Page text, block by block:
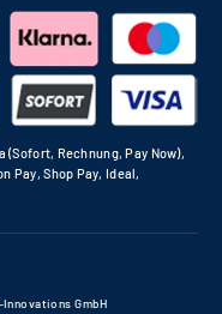
(Sofort, Rechnung, Pay Now),
Pay, Shop Pay, Ideal,
GmbH